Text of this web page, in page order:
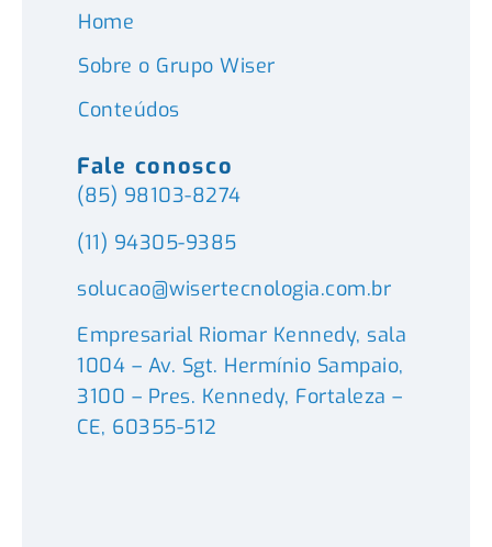
Home
Sobre o Grupo Wiser
Conteúdos
Fale conosco
(85) 98103-8274
(11) 94305-9385
solucao@wisertecnologia.com.br
Empresarial Riomar Kennedy, sala
1004 – Av. Sgt. Hermínio Sampaio,
3100 – Pres. Kennedy, Fortaleza –
CE, 60355-512